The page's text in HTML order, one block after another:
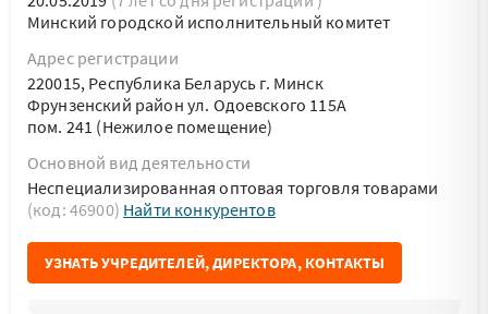
Минский городской исполнительный комитет
Адрес регистрации
220015, Республика Беларусь г. Минск
Фрунзенский район ул. Одоевского 115А
пом. 241 (Нежилое помещение)
Основной вид деятельности
Неспециализированная оптовая торговля товарами
(код: 46900) Найти конкурентов
УЗНАТЬ УЧРЕДИТЕЛЕЙ, ДИРЕКТОРА, КОНТАКТЫ